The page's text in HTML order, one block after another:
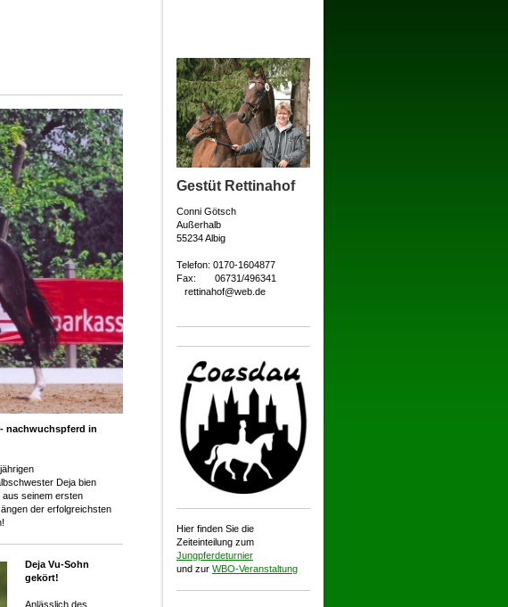
nachwuchspferd in
Deja bien
aus seinem ersten
der erfolgreichsten
Deja Vu-Sohn
gekört!
Anlässlich des
Gestüt Rettinahof
Conni Götsch
Außerhalb
55234 Albig
Telefon: 0170-1604877
Fax: 06731/496341
rettinahof@web.de
Hier finden Sie die
Zeiteinteilung zum
Jungpferdeturnier
und zur WBO-Veranstaltung